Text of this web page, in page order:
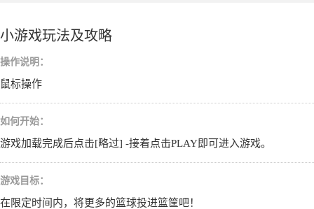
小游戏玩法及攻略
操作说明：
鼠标操作
如何开始：
游戏加载完成后点击[略过] -接着点击PLAY即可进入游戏。
游戏目标：
在限定时间内，将更多的篮球投进篮筐吧！